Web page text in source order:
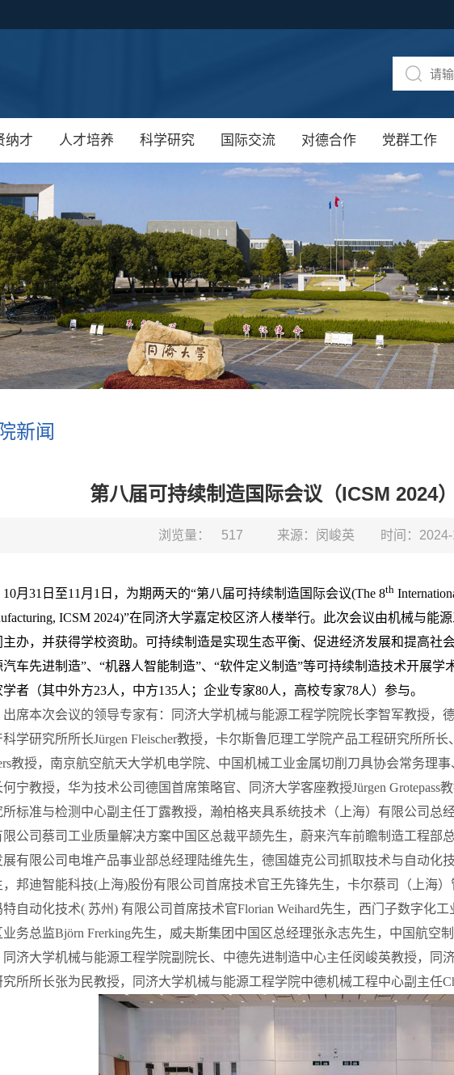
纳才 人才培养 科学研究 国际交流 对德合作 党群工作
新闻
第八届可持续制造国际会议（ICSM 2024
浏览量： 517 来源：闵峻英 时间：
10月 31 日至11 月 1 日，为期两天的“第八届可持续制造国际会议(The 8th
ICSM 2024)”在同济大学嘉定校区济人楼举行。此次会议由机械与能
主办，并获得学校资助。可持续制造是实现生态平衡、促进经济发展和提高社
汽车先进制造”、“机器人智能制造”、“软件定义制造”等可持续制造技术开展学
学者（其中外方23人，中方135人；企业专家80人，高校专家78人）参与。
出席本次会议的领导专家有：同济大学机械与能源工程学院院长李智军教授，
科学研究所所长Jürgen Fleischer教授，卡尔斯鲁厄理工学院产品工程研究所所
教授，南京航空航天大学机电学院、中国机械工业金属切削刀具协会常务理
何宁教授，华为技术公司德国首席策略官、同济大学客座教授Jürgen Grotepass
所标准与检测中心副主任丁露教授，瀚柏格夹具系统技术（上海）有限公司总
限公司蔡司工业质量解决方案中国区总裁平颉先生，蔚来汽车前瞻制造工程部
展有限公司电堆产品事业部总经理陆维先生，德国雄克公司抓取技术与自动化
，邦迪智能科技( 上海)股份有限公司首席技术官王先锋先生，卡尔蔡司（上海
特自动化技术( 苏州) 有限公司首席技术官Florian Weihard先生，西门子数字化
业务总监Björn Frerking先生，威夫斯集团中国区总经理张永志先生，中国航空
同济大学机械与能源工程学院副院长、中德先进制造中心主任闵峻英教授，同
究所所长张为民教授，同济大学机械与能源工程学院中德机械工程中心副主任